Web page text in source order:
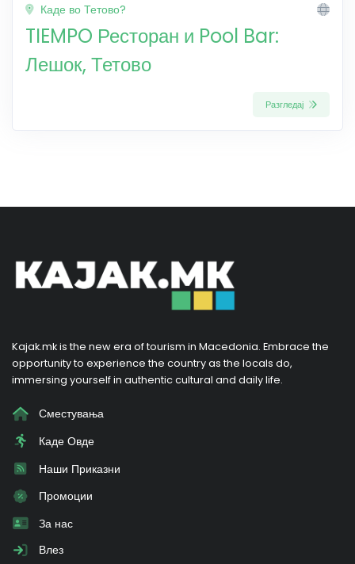
Каде во Тетово?
TIEMPO Ресторан и Pool Bar:
Лешок, Тетово
Разгледај
Kajak.mk is the new era of tourism in Macedonia. Embrace the
opportunity to experience the country as the locals do,
immersing yourself in authentic cultural and daily life.
Сместувања
Каде Овде
Наши Приказни
Промоции
За нас
Влез